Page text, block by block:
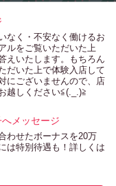
なく・不安なく働けるお
ルをご覧いただいた上
えいたします。もちろん
だいた上で体験入店して
にございませんので、店
越しください≦(._.)≧
メッセージ
わせたボーナスを20万
は特別待遇も！詳しくは